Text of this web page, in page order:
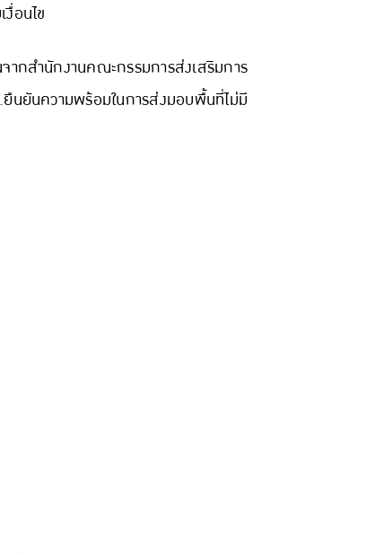
อนไข
กสำนักงานคณะกรรมการส่งเสริมการ
นยันความพร้อมในการส่งมอบพื้นที่ไม่มี